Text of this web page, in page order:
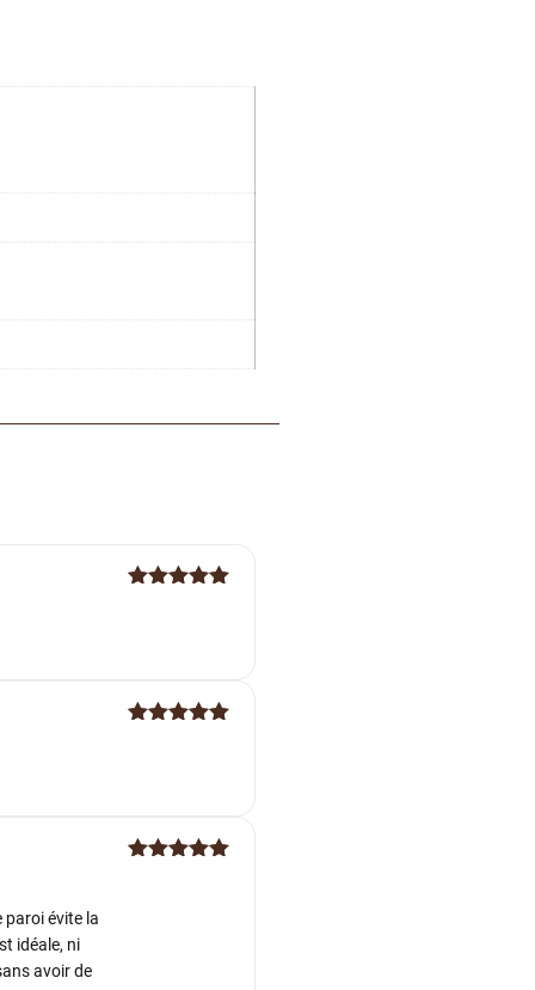
paroi évite la
idéale, ni
avoir de